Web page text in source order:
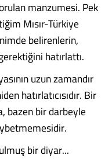
manzumesi. Pek
Mısır-Türkiye
belirenlerin,
hatırlattı.
uzun zamandır
hatırlatıcısıdır. Bir
bazen bir darbeyle
bir diyar...